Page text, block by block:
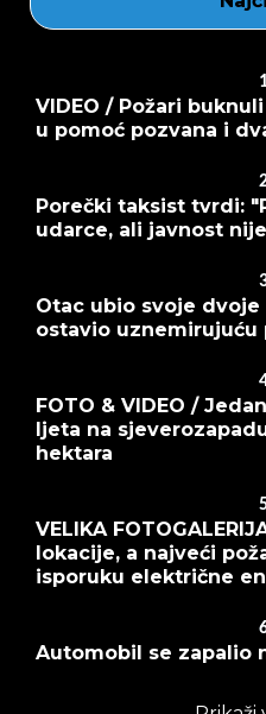
VIDEO / Požari
u pomoć pozvana i
Porečki taksist tvrdi:
udarce, ali javnost
Otac ubio svoje dvoje
ostavio uznemirujuću
FOTO & VIDEO /
ljeta na
hektara
VELIKA
lokacije, a najveći
isporuku električne
Automobil se zapalio